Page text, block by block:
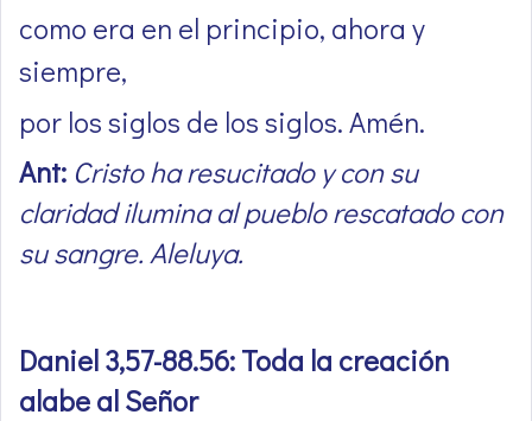
como era en el principio, ahora y
siempre,
por los siglos de los siglos. Amén.
Ant: Cristo ha resucitado y con su
claridad ilumina al pueblo rescatado con
su sangre. Aleluya.
Daniel 3,57-88.56: Toda la creación
alabe al Señor